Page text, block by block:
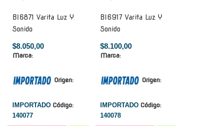
Bl6871 Varita Luz Y
Sonido
$8.050,00
Marca:
Origen:
IMPORTADO Código:
140077
Bl6917 Varita Luz Y
Sonido
$8.100,00
Marca:
Origen:
IMPORTADO Código:
140078